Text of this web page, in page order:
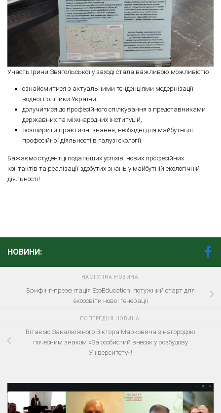
Участь Ірини Звягольської у заході стала важливою можливістю:
ознайомитися з актуальними тенденціями модернізації
водної політики України,
долучитися до професійного спілкування з представниками
державних та міжнародних інституцій,
розширити практичні знання, необхідні для майбутньої
професійної діяльності в галузі екології.
Бажаємо студентці подальших успіхів, нових професійних
контактів та реалізації здобутих знань у майбутній екологічній
діяльності!
НОВИНИ:
НАСТУПНА НОВИНА
Брифінг-презентація EcoEducation: потужний старт для
екоосвіти нової генерації
ПОПЕРЕДНЯ НОВИНА
Вітаємо Закалюжного Віктора Марковича з нагородою
почесним знаком «За особистий внесок у розбудову
Університету»!